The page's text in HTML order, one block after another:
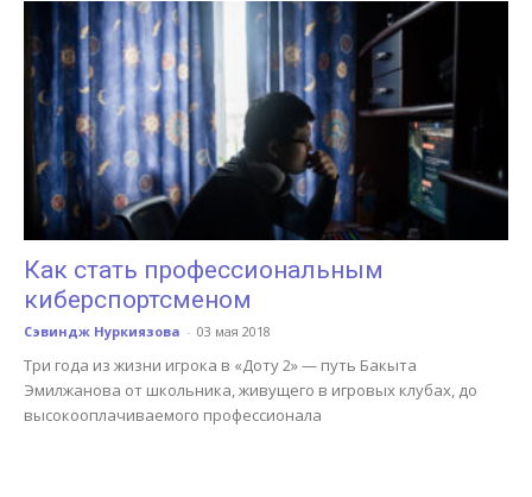
Как стать профессиональным
киберспортсменом
Сэвиндж Нуркиязова - 03 мая 2018
Три года из жизни игрока в «Доту 2» — путь Бакыта
Эмилжанова от школьника, живущего в игровых клубах, до
высокооплачиваемого профессионала